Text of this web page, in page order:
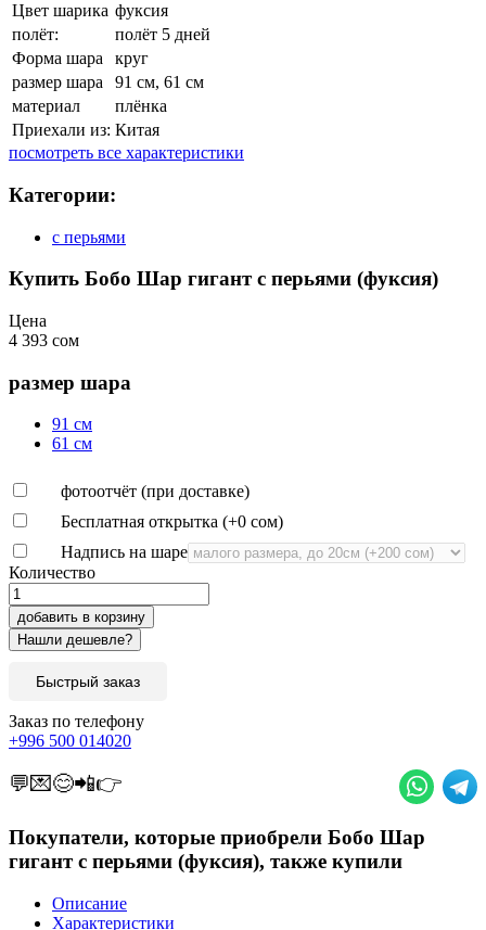
Цвет шарика фуксия
полёт:
полёт 5 дней
Форма шара
круг
размер шара
91 см, 61 см
материал
плёнка
Приехали из: Китая
посмотреть все характеристики
Категории:
с перьями
Купить Бобо Шар гигант с перьями (фуксия)
Цена
4 393 сом
размер шара
91 см
61 см
фотоотчёт (при доставке)
Бесплатная открытка (+0 сом)
Надпись на шаре
Количество
добавить в корзину
Быстрый заказ
Заказ по телефону
+996 500 014020
💬💌😊📲👉
Покупатели, которые приобрели Бобо Шар
гигант с перьями (фуксия), также купили
Описание
Характеристики